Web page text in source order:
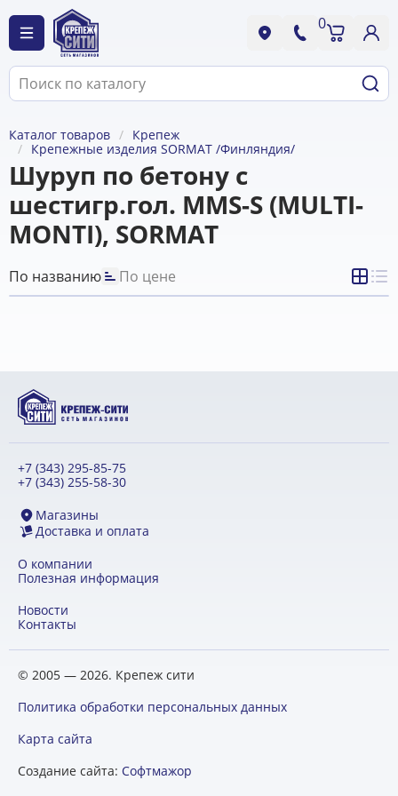
0
Каталог товаров
Крепеж
Крепежные изделия SORMAT /Финляндия/
Шуруп по бетону с
шестигр.гол. MMS-S (MULTI-
MONTI), SORMAT
По названию По цене
+7 (343) 295-85-75
+7 (343) 255-58-30
Магазины
Доставка и оплата
О компании
Полезная информация
Новости
Контакты
© 2005 — 2026. Крепеж сити
Политика обработки персональных данных
Карта сайта
Создание сайта: Софтмажор